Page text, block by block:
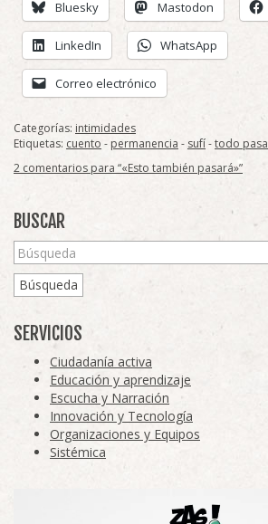
Bluesky Mastodon
LinkedIn WhatsApp
Correo electrónico
Categorías: intimidades
Etiquetas: cuento -permanencia - sufí-todo pasa
2 comentarios para “«Esto también pasará»”
BUSCAR
Búsqueda
SERVICIOS
Ciudadanía activa
Educación y aprendizaje
Escucha y Narración
Innovación y Tecnología
Organizaciones y Equipos
Sistémica